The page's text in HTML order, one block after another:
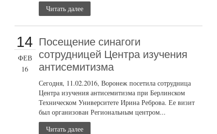
Читать далее
14
ФЕВ
16
Посещение синагоги
сотрудницей Центра изучения
антисемитизма
Сегодня, 11.02.2016, Воронеж посетила сотрудница
Центра изучения антисемитизма при Берлинском
Техническом Университете Ирина Реброва. Ее визит
был организован Региональным центром...
Читать далее